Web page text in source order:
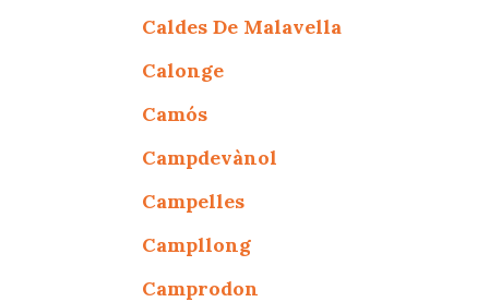
Caldes De Malavella
Calonge
Camós
Campdevànol
Campelles
Campllong
Camprodon